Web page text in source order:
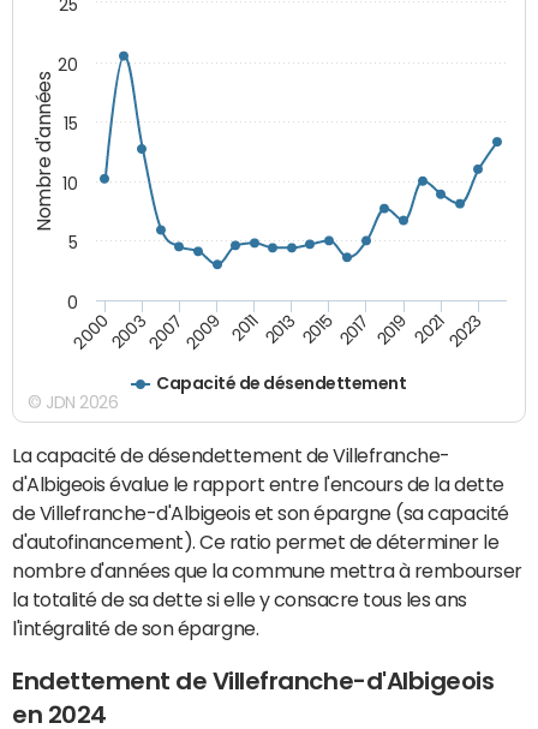
Nombre d'années
Capacité de désendettement
2000200320072009 2011 2013 2015 2017 2019 20212023
0
5
10
15
20
25
© JDN 2026
La capacité de désendettement de Villefranche-
d'Albigeois évalue le rapport entre l'encours de la dette
de Villefranche-d'Albigeois et son épargne (sa capacité
d'autofinancement). Ce ratio permet de déterminer le
nombre d'années que la commune mettra à rembourser
la totalité de sa dette si elle y consacre tous les ans
l'intégralité de son épargne.
Endettement de Villefranche-d'Albigeois
en 2024